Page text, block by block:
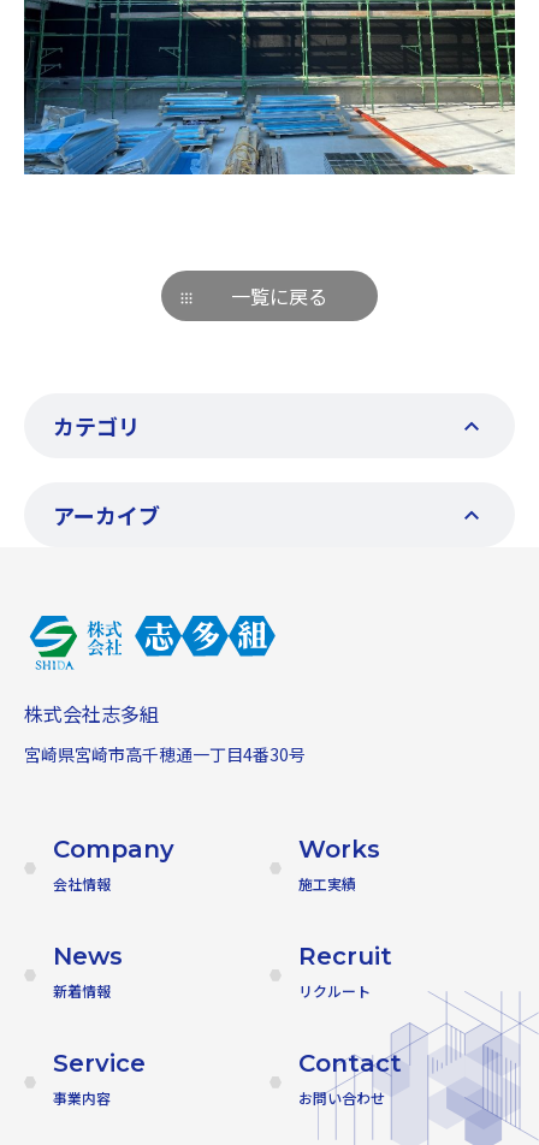
カテゴリ
アーカイブ
一覧に戻る
株式会社志多組
宮崎県宮崎市高千穂通一丁目4番30号
Company
会社情報
Works
施工実績
News
新着情報
Recruit
リクルート
Service
事業内容
Contact
お問い合わせ